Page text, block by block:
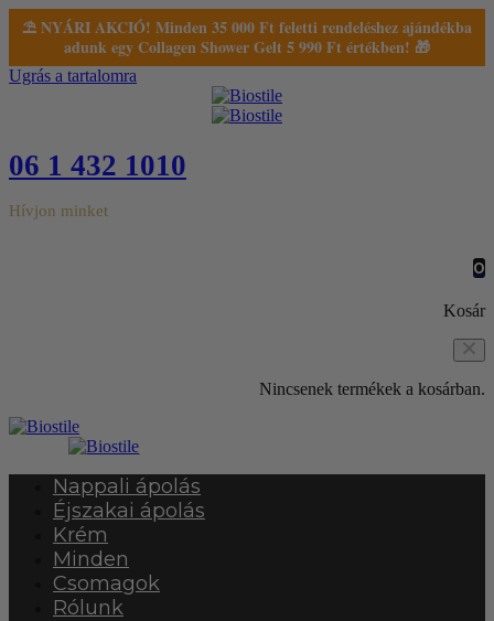
⛱️ NYÁRI AKCIÓ! Minden 35 000 Ft feletti rendeléshez ajándékba
adunk egy Collagen Shower Gelt 5 990 Ft értékben! 🎁
Ugrás a tartalomra
06 1 432 1010
Hívjon minket
0
Kosár
Nincsenek termékek a kosárban.
Nappali ápolás
Éjszakai ápolás
Krém
Minden
Csomagok
Rólunk